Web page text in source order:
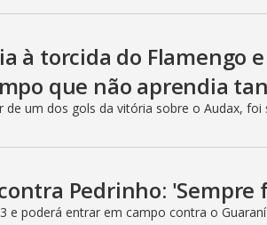
à torcida do Flamengo
que não aprendia
de um dos gols da vitória sobre o Audax,
Pedrinho:
e poderá entrar em campo contra o Guaraní